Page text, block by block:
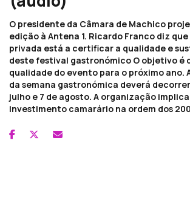
O presidente da Câmara de Machico
edição à Antena 1. Ricardo Franco diz
privada está a certificar a qualidade e
deste festival gastronómico O objetivo é
qualidade do evento para o próximo ano.
da semana gastronómica deverá
julho e 7 de agosto. A organização
investimento camarário na ordem dos